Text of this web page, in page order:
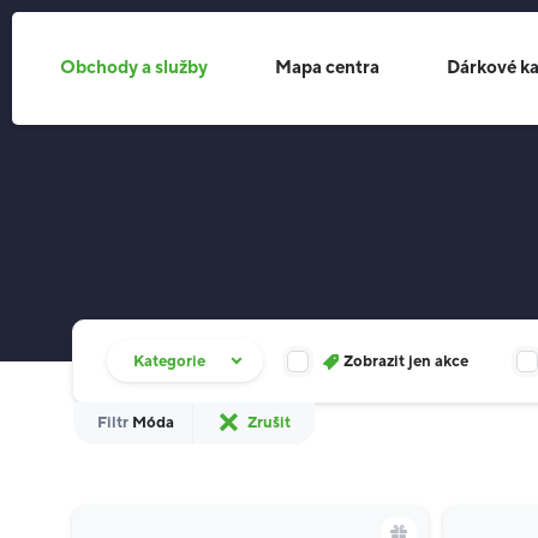
Obchody a služby Mapa centra Dárkové
Filtr obchodů
Kategorie
Filtr Móda Zrušit
Zobrazit jen akce